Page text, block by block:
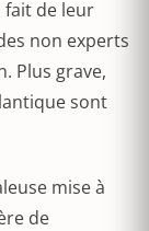
fait de leur
non experts
Plus grave,
sont
mise à
de